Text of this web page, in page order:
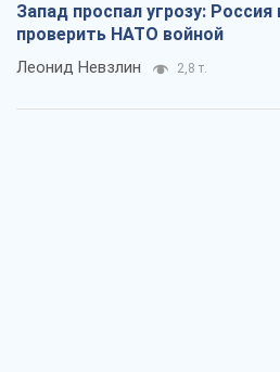
Запад проспал угрозу:
проверить НАТО войной
Леонид Невзлин 2,8 т.